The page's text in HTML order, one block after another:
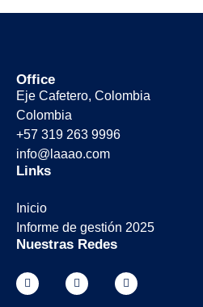
Office
Eje Cafetero, Colombia
Colombia
+57 319 263 9996
info@laaao.com
Links
Inicio
Informe de gestión 2025
Nuestras Redes